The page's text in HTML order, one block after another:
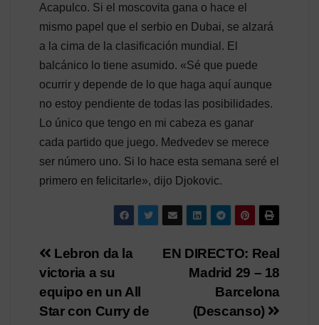
Acapulco. Si el moscovita gana o hace el
mismo papel que el serbio en Dubai, se alzará
a la cima de la clasificación mundial. El
balcánico lo tiene asumido. «Sé que puede
ocurrir y depende de lo que haga aquí aunque
no estoy pendiente de todas las posibilidades.
Lo único que tengo en mi cabeza es ganar
cada partido que juego. Medvedev se merece
ser número uno. Si lo hace esta semana seré el
primero en felicitarle», dijo Djokovic.
Navegación
de
entradas
EN DIRECTO: Real
Madrid 29 – 18
Barcelona
(Descanso)
Lebron da la
victoria a su
equipo en un All
Star con Curry de